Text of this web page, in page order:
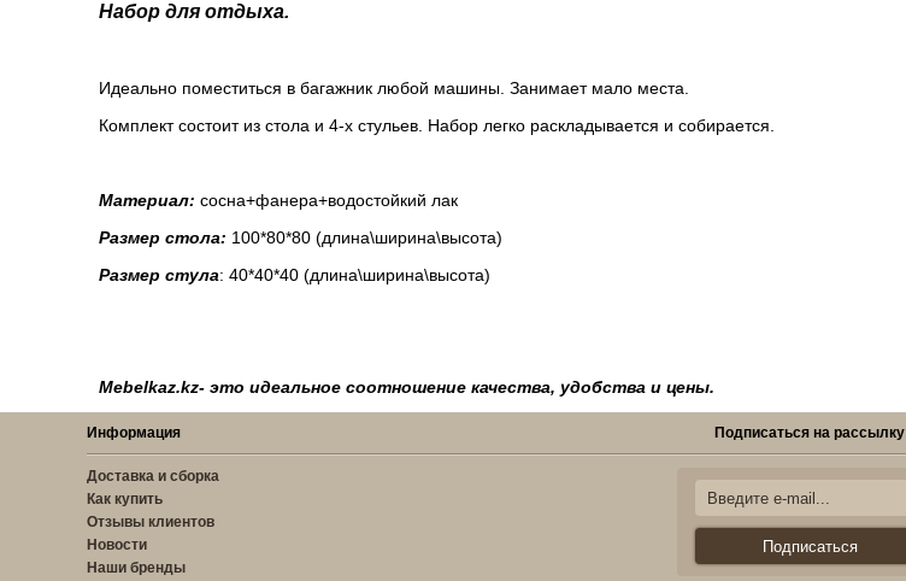
Набор для отдыха.
Идеально поместиться в багажник любой машины. Занимает мало места.
Комплект состоит из стола и 4-х стульев. Набор легко раскладывается и собирается.
Материал: сосна+фанера+водостойкий лак
Размер стола: 100*80*80 (длина\ширина\высота)
Размер стула: 40*40*40 (длина\ширина\высота)
Mebelkaz.kz- это идеальное соотношение качества, удобства и цены.
Информация Подписаться на рассылку
Доставка и сборка
Как купить
Отзывы клиентов
Новости
Наши бренды
Подписаться